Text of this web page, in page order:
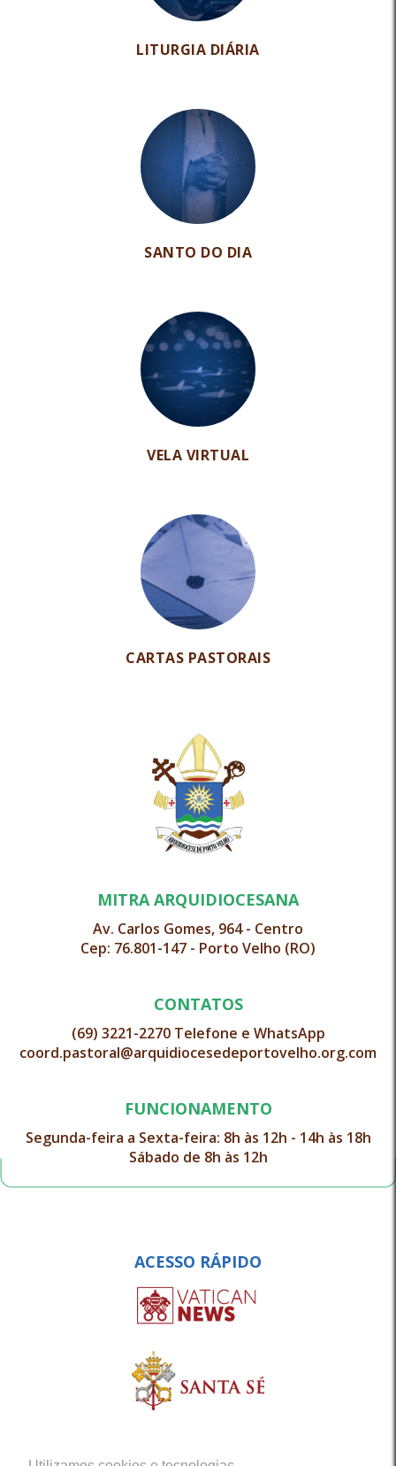
LITURGIA DIÁRIA
SANTO DO DIA
VELA VIRTUAL
CARTAS PASTORAIS
MITRA ARQUIDIOCESANA
Av. Carlos Gomes, 964 - Centro
Cep: 76.801-147 - Porto Velho (RO)
CONTATOS
(69) 3221-2270 Telefone e WhatsApp
coord.pastoral@arquidiocesedeportovelho.org.com
FUNCIONAMENTO
Segunda-feira a Sexta-feira: 8h às 12h - 14h às 18h
Sábado de 8h às 12h
ACESSO RÁPIDO